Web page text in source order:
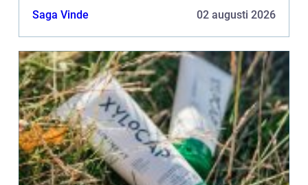
Saga Vinde
02 augusti 2026